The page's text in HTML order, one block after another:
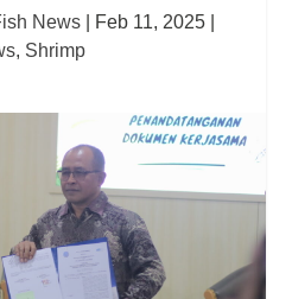
News Feb 11, 2025
, Shrimp